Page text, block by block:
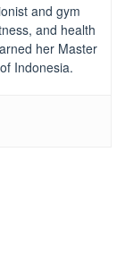
and gym
and health
her Master
Indonesia.